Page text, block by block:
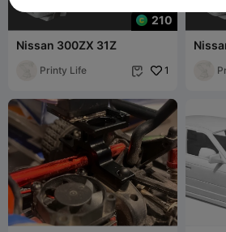
210
Nissan 300ZX 31Z
Printy Life  1